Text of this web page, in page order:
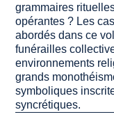
grammaires
opérantes ? Les
abordés dans ce
funérailles
environnements
grands
symboliques
syncrétiques.